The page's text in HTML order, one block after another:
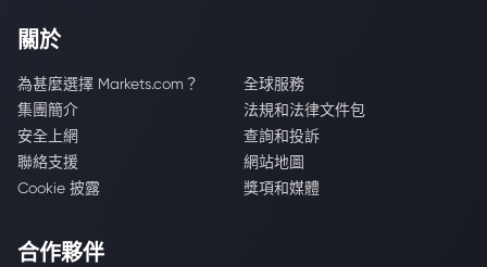
關於
為甚麼選擇 Markets.com？
全球服務
集團簡介
法規和法律文件包
安全上網
查詢和投訴
聯絡支援
網站地圖
Cookie 披露
獎項和媒體
合作夥伴